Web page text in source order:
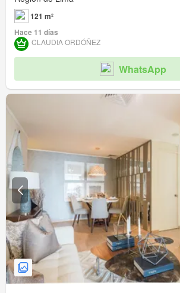
121 m²
Hace 11 días
CLAUDIA ORDÓÑEZ
WhatsApp